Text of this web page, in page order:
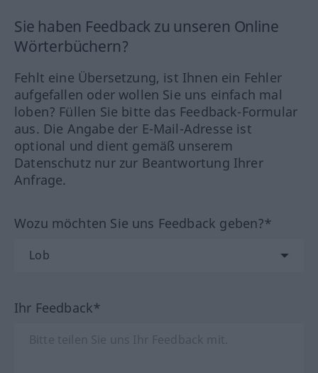
Sie haben Feedback zu unseren Online
Wörterbüchern?
Fehlt eine Übersetzung, ist Ihnen ein Fehler
aufgefallen oder wollen Sie uns einfach mal
loben? Füllen Sie bitte das Feedback-Formular
aus. Die Angabe der E-Mail-Adresse ist
optional und dient gemäß unserem
Datenschutz nur zur Beantwortung Ihrer
Anfrage.
Wozu möchten Sie uns Feedback geben?*
Ihr Feedback*